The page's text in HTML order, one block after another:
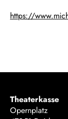
https://
Theaterkasse
Opernplatz